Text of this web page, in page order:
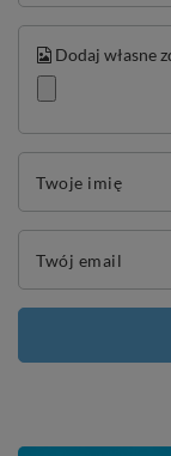
Dodaj własne
Twoje imię
Twój email